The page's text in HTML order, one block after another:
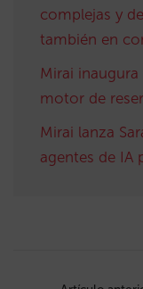
complejas y
también en
Mirai
motor de
Mirai lanza
agentes de IA